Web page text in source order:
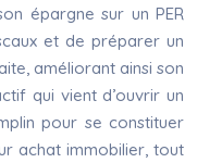
épargne sur un PER
et de préparer un
améliorant ainsi son
qui vient d’ouvrir un
pour se constituer
achat immobilier, tout